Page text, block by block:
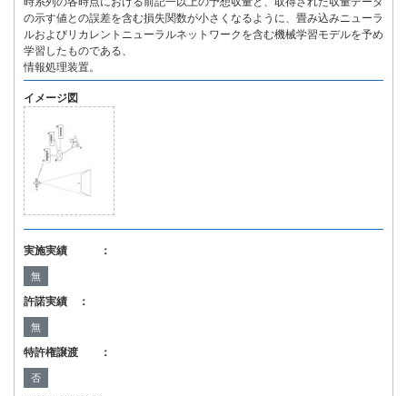
の示す値との誤差を含む損失関数が小さくなるように、畳み込みニューラ
ルおよびリカレントニューラルネットワークを含む機械学習モデルを予め
学習したものである、
情報処理装置。
イメージ図
実施実績 ：
無
許諾実績 ：
無
特許権譲渡 ：
否